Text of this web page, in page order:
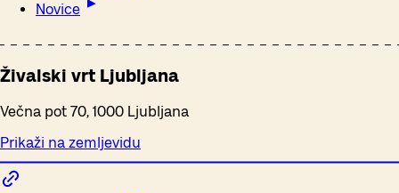
Novice
Živalski vrt Ljubljana
Večna pot 70, 1000 Ljubljana
Prikaži na zemljevidu